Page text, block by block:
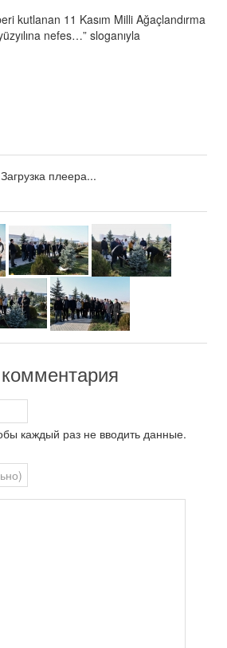
kutlanan 11 Kasım Milli Ağaçlandırma
nefes…” sloganıyla
Загрузка плеера...
каждый раз не вводить данные.